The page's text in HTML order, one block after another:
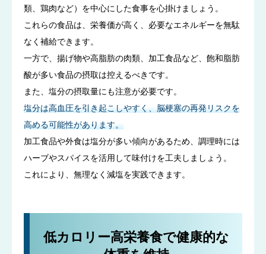
類、鶏肉など）を中心にした食事を心掛けましょう。
これらの食品は、栄養価が高く、必要なエネルギーを無駄
なく補給できます。
一方で、揚げ物や高脂肪の肉類、加工食品など、飽和脂肪
酸が多い食品の摂取は控えるべきです。
また、塩分の摂取量にも注意が必要です。
塩分は高血圧を引き起こしやすく、脳梗塞の再発リスクを
高める可能性があります。
加工食品や外食は塩分が多い傾向があるため、調理時には
ハーブやスパイスを活用して味付けを工夫しましょう。
これにより、無理なく減塩を実践できます。
低カロリー高栄養食で健康的な